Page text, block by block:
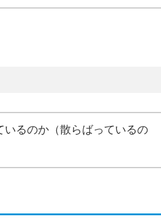
るのか（散らばっているの